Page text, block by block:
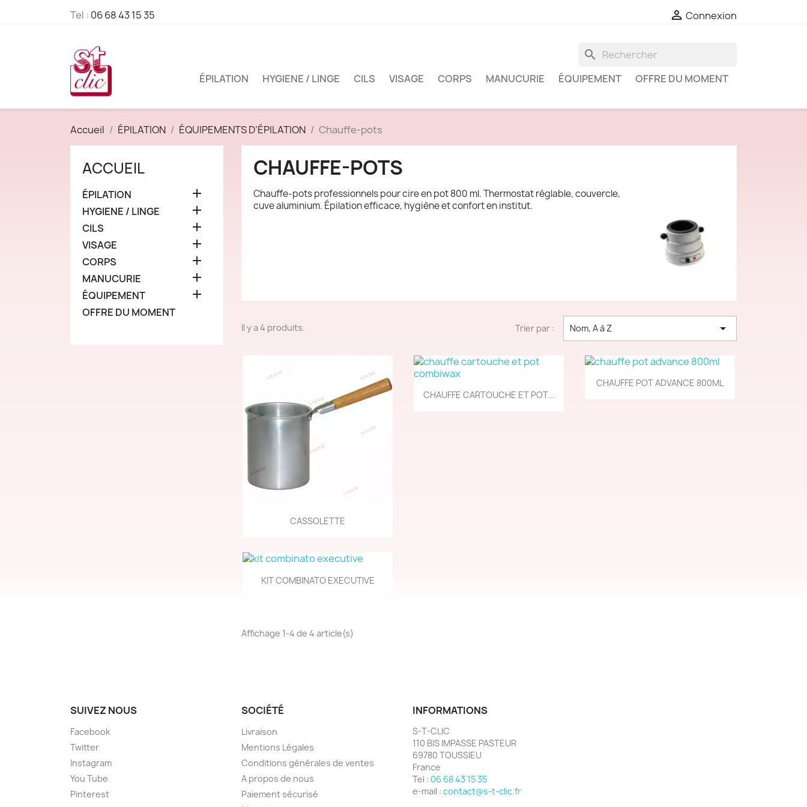
Tel : 06 68 43 15 35  Connexion
search
ÉPILATION HYGIENE / LINGE CILS VISAGE CORPS MANUCURIE ÉQUIPEMENT OFFRE DU MOMENT
Accueil ÉPILATION ÉQUIPEMENTS D’ÉPILATION Chauffe-pots
ACCUEIL
ÉPILATION 
HYGIENE / LINGE 
CILS 
VISAGE 
CORPS 
MANUCURIE 
ÉQUIPEMENT 
OFFRE DU MOMENT
CHAUFFE-POTS
Chauffe-pots professionnels pour cire en pot 800 ml. Thermostat réglable, couvercle,
cuve aluminium. Épilation efficace, hygiène et confort en institut.
Il y a 4 produits. Trier par : Nom, A à Z 
Aperçu rapide
CASSOLETTE
Aperçu rapide
CHAUFFE CARTOUCHE ET POT...
Aperçu rapide
CHAUFFE POT ADVANCE 800ML
Aperçu rapide
KIT COMBINATO EXECUTIVE
Affichage 1-4 de 4 article(s)
SUIVEZ NOUS
Facebook
Twitter
Instagram
You Tube
Pinterest
SOCIÉTÉ
Livraison
Mentions Légales
Conditions générales de ventes
A propos de nous
Paiement sécurisé
INFORMATIONS
S-T-CLIC
110 BIS IMPASSE PASTEUR
69780 TOUSSIEU
France
Tel : 06 68 43 15 35
e-mail : contact@s-t-clic.fr